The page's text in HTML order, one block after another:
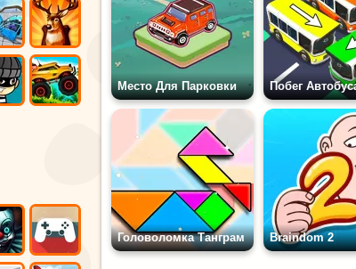
Место Для Парковки
Головоломка Танграм Braindom 2